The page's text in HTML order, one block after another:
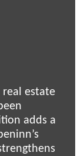
estate
adds a